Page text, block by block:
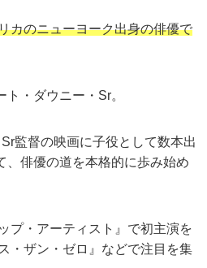
カのニューヨーク出身の俳優で
・ダウニー・Sr。
監督の映画に子役として数本出
、俳優の道を本格的に歩み始め
プ・アーティスト』で初主演を
・ザン・ゼロ』などで注目を集